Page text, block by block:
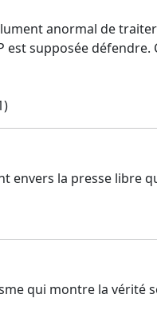
anormal de
est supposée
envers la presse libre
qui montre la